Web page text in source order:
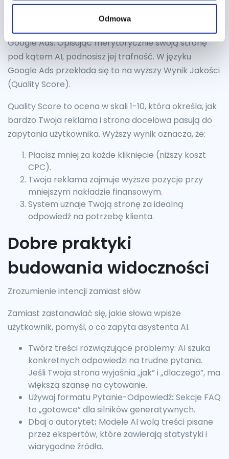
Odmowa
Wdrożenie Generative Engine Optimization ma
bezpośredni wpływ na rentowność Twoich kampanii
Google Ads. Opisując merytorycznie swoją stronę
pod kątem AI, podnosisz jej trafność. W języku
Google Ads przekłada się to na wyższy Wynik Jakości
(Quality Score).
Quality Score to ocena w skali 1-10, która określa, jak
bardzo Twoja reklama i strona docelowa pasują do
zapytania użytkownika. Wyższy wynik oznacza, że:
Płacisz mniej za każde kliknięcie (niższy koszt
CPC).
Twoja reklama zajmuje wyższe pozycje przy
mniejszym nakładzie finansowym.
System uznaje Twoją stronę za idealną
odpowiedź na potrzebę klienta.
Dobre praktyki
budowania widoczności
Zrozumienie intencji zamiast słów
Zamiast zastanawiać się, jakie słowa wpisze
użytkownik, pomyśl, o co zapyta asystenta AI.
Twórz treści rozwiązujące problemy: AI szuka
konkretnych odpowiedzi na trudne pytania.
Jeśli Twoja strona wyjaśnia „jak” i „dlaczego”, ma
większą szansę na cytowanie.
Używaj formatu Pytanie-Odpowiedź:Sekcje FAQ
to „gotowce” dla silników generatywnych.
Dbaj o autorytet: Modele AI wolą treści pisane
przez ekspertów, które zawierają statystyki i
wiarygodne źródła.